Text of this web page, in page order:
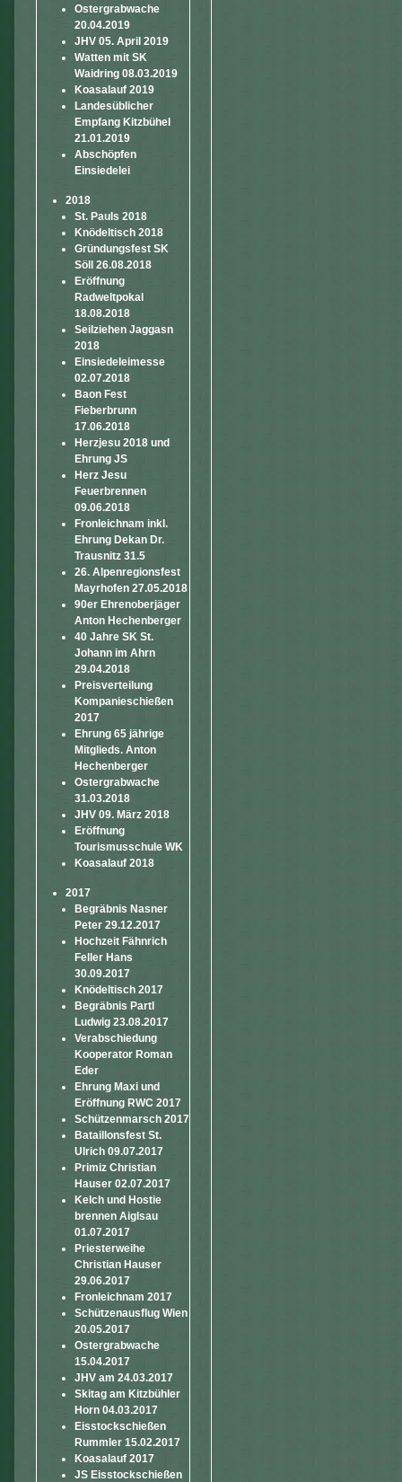
Ostergrabwache
20.04.2019
JHV 05. April 2019
Watten mit SK
Waidring 08.03.2019
Koasalauf 2019
Landesüblicher
Empfang Kitzbühel
21.01.2019
Abschöpfen
Einsiedelei
2018
St. Pauls 2018
Knödeltisch 2018
Gründungsfest SK
Söll 26.08.2018
Eröffnung
Radweltpokal
18.08.2018
Seilziehen Jaggasn
2018
Einsiedeleimesse
02.07.2018
Baon Fest
Fieberbrunn
17.06.2018
Herzjesu 2018 und
Ehrung JS
Herz Jesu
Feuerbrennen
09.06.2018
Fronleichnam inkl.
Ehrung Dekan Dr.
Trausnitz 31.5
26. Alpenregionsfest
Mayrhofen 27.05.2018
90er Ehrenoberjäger
Anton Hechenberger
40 Jahre SK St.
Johann im Ahrn
29.04.2018
Preisverteilung
Kompanieschießen
2017
Ehrung 65 jährige
Mitglieds. Anton
Hechenberger
Ostergrabwache
31.03.2018
JHV 09. März 2018
Eröffnung
Tourismusschule WK
Koasalauf 2018
2017
Begräbnis Nasner
Peter 29.12.2017
Hochzeit Fähnrich
Feller Hans
30.09.2017
Knödeltisch 2017
Begräbnis Partl
Ludwig 23.08.2017
Verabschiedung
Kooperator Roman
Eder
Ehrung Maxi und
Eröffnung RWC 2017
Schützenmarsch 2017
Bataillonsfest St.
Ulrich 09.07.2017
Primiz Christian
Hauser 02.07.2017
Kelch und Hostie
brennen Aiglsau
01.07.2017
Priesterweihe
Christian Hauser
29.06.2017
Fronleichnam 2017
Schützenausflug Wien
20.05.2017
Ostergrabwache
15.04.2017
JHV am 24.03.2017
Skitag am Kitzbühler
Horn 04.03.2017
Eisstockschießen
Rummler 15.02.2017
Koasalauf 2017
JS Eisstockschießen